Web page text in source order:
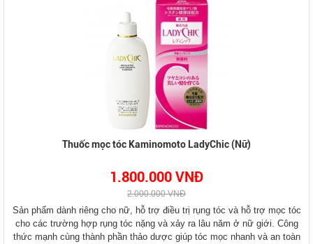
Thuốc mọc tóc Kaminomoto LadyChic (Nữ)
1.800.000 VNĐ
2.000.000 VNĐ
Sản phẩm dành riêng cho nữ, hỗ trợ điều trị rụng tóc và hỗ trợ mọc tóc
cho các trường hợp rụng tóc nặng và xảy ra lâu năm ở nữ giới. Công
thức mạnh cùng thành phần thảo dược giúp tóc mọc nhanh và an toàn